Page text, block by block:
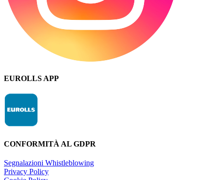
EUROLLS APP
CONFORMITÀ AL GDPR
Segnalazioni Whistleblowing
Privacy Policy